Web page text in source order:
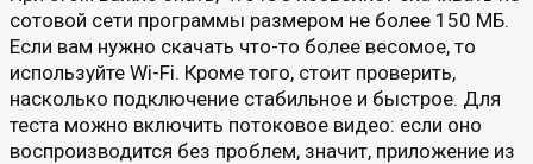
сотовой сети программы размером не более 150 МБ.
Если вам нужно скачать что-то более весомое, то
используйте Wi-Fi. Кроме того, стоит проверить,
насколько подключение стабильное и быстрое. Для
теста можно включить потоковое видео: если оно
воспроизводится без проблем, значит, приложение из